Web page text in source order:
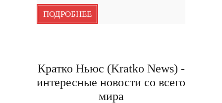
ПОДРОБНЕЕ
Кратко Ньюс (Kratko News) -
интересные новости со всего
мира